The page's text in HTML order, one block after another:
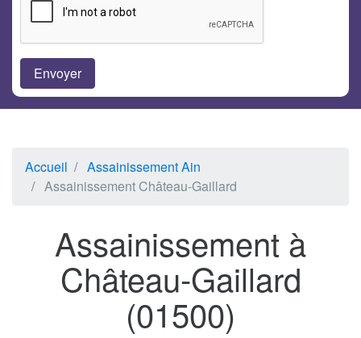
Accueil
Assainissement Ain
Assainissement Château-Gaillard
Assainissement à
Château-Gaillard
(01500)